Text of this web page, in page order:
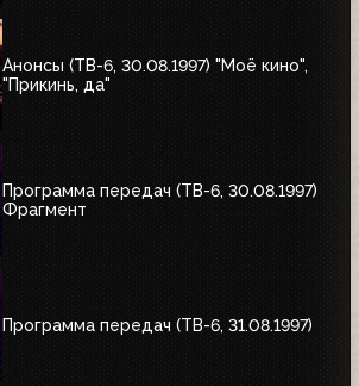
Анонсы (ТВ-6, 30.08.1997) "Моё кино",
"Прикинь, да"
Программа передач (ТВ-6, 30.08.1997)
Фрагмент
Программа передач (ТВ-6, 31.08.1997)